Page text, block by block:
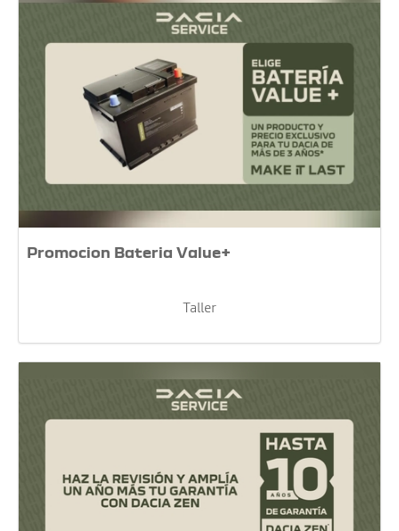
Promocion Bateria Value+
Taller